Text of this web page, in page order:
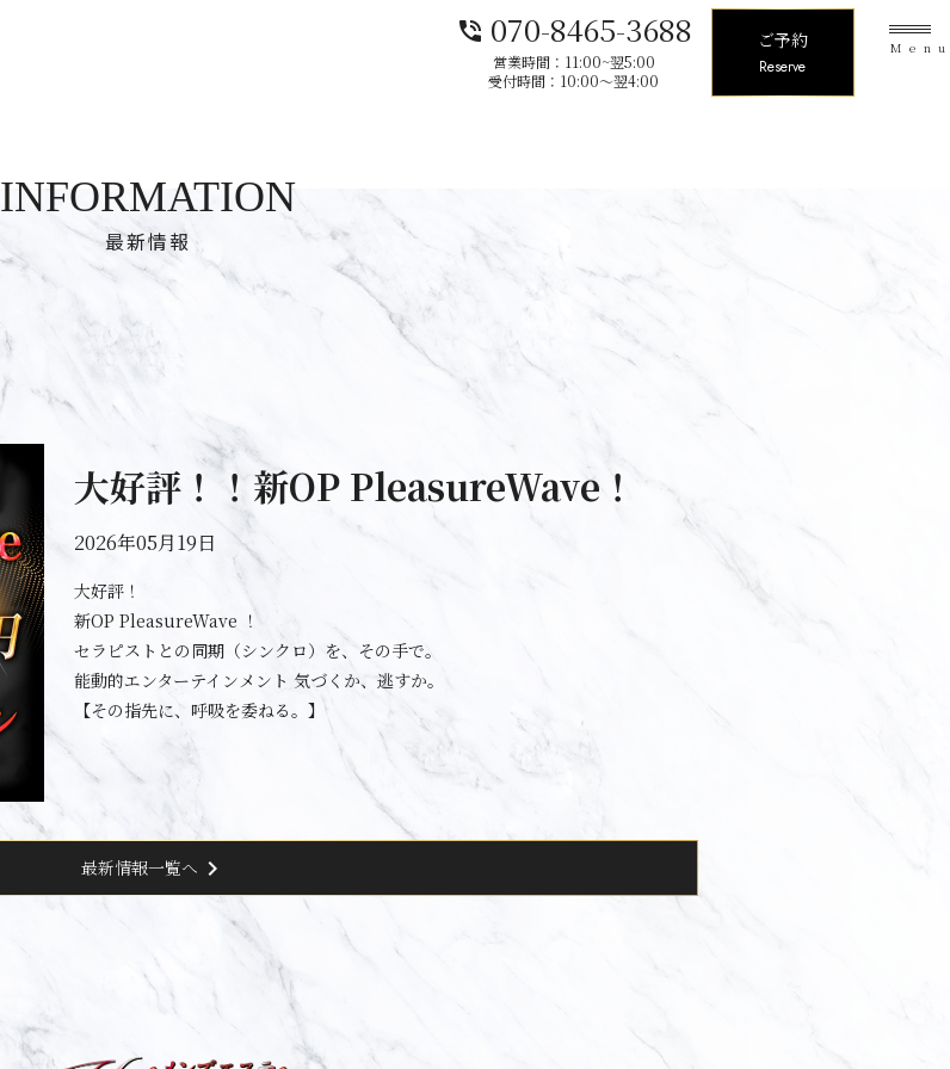
phone_in_talk 070-8465-3688
営業時間：11:00~翌5:00
受付時間：10:00〜翌4:00
ご予約
Reserve
最新情報
INFORMATION
大好評！！新OP PleasureWave！
2026年05月19日
大好評！
新OP PleasureWave ！
セラピストとの同期（シンクロ）を、その手で。
能動的エンターテインメント 気づくか、逃すか。
【その指先に、呼吸を委ねる。】
最新情報一覧へ chevron_right